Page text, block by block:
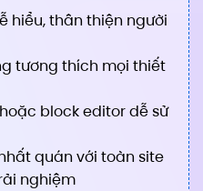
hiểu, thân thiện người
tương thích mọi thiết
block editor dễ sử
quán với toàn site
nghiệm